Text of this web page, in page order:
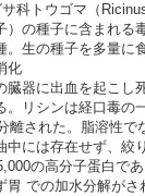
サ科トウゴマ（
）の種子に含まれる
。生の種子を多量に
化
臓器に出血を起こし
。リシンは経口毒の
離された。脂溶性で
中には存在せず、絞
の高分子蛋白で
胃 での加水分解がさ